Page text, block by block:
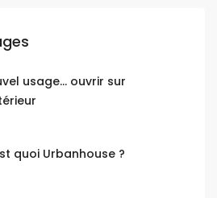
usage… ouvrir sur
quoi Urbanhouse ?